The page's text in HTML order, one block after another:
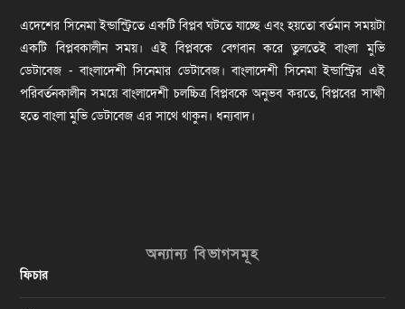
এদেশের সিনেমা ইন্ডাস্ট্রিতে একটি বিপ্লব ঘটতে যাচ্ছে এবং হয়তো বর্তমান সময়টা
একটি বিপ্লবকালীন সময়। এই বিপ্লবকে বেগবান করে তুলতেই বাংলা মুভি
ডেটাবেজ - বাংলাদেশী সিনেমার ডেটাবেজ। বাংলাদেশী সিনেমা ইন্ডাস্ট্রির এই
পরিবর্তনকালীন সময়ে বাংলাদেশী চলচ্চিত্র বিপ্লবকে অনুভব করতে, বিপ্লবের সাক্ষী
হতে বাংলা মুভি ডেটাবেজ এর সাথে থাকুন। ধন্যবাদ।
অন্যান্য বিভাগসমূহ
ফিচার